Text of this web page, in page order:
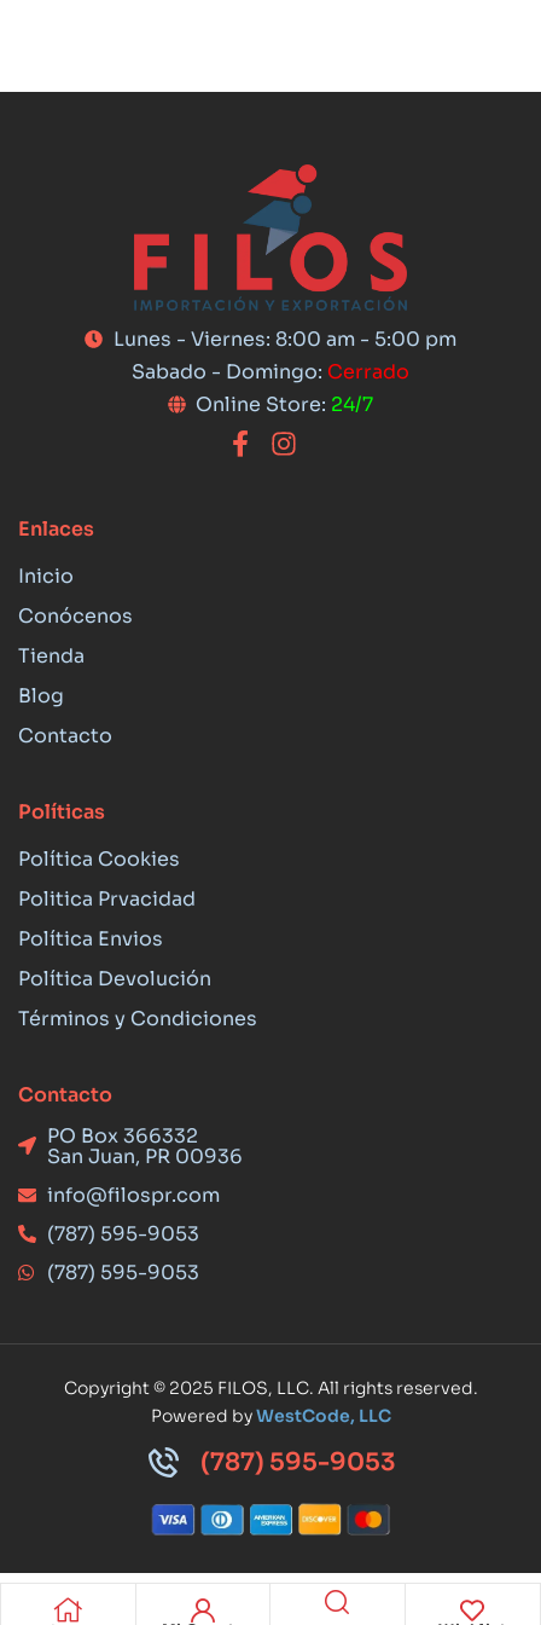
Lunes - Viernes: 8:00 am - 5:00 pm
Sabado - Domingo: Cerrado
Online Store: 24/7
Enlaces
Inicio
Conócenos
Tienda
Blog
Contacto
Políticas
Política Cookies
Politica Prvacidad
Política Envios
Política Devolución
Términos y Condiciones
Contacto
PO Box 366332
San Juan, PR 00936
info@filospr.com
(787) 595-9053
(787) 595-9053
Copyright © 2025 FILOS, LLC. All rights reserved.
Powered byWestCode, LLC
(787) 595-9053